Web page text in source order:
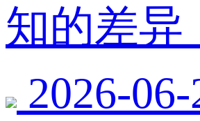
知的差异
2026-06-